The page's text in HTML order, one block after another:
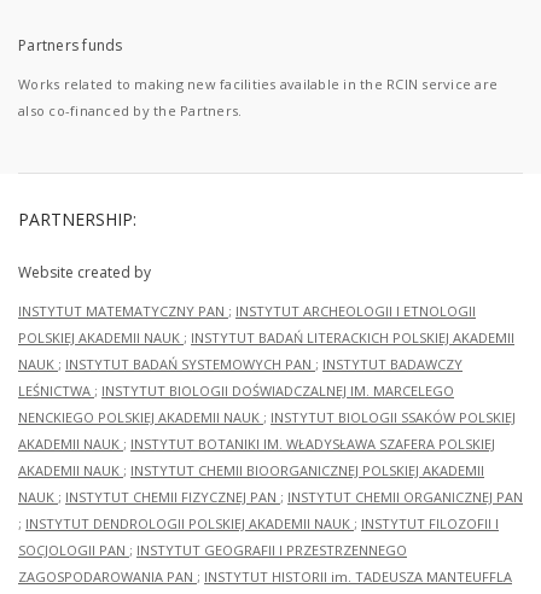
Partners funds
Works related to making new facilities available in the RCIN service are
also co-financed by the Partners.
PARTNERSHIP:
Website created by
INSTYTUT MATEMATYCZNY PAN ; INSTYTUT ARCHEOLOGII I ETNOLOGII
POLSKIEJ AKADEMII NAUK ; INSTYTUT BADAŃ LITERACKICH POLSKIEJ AKADEMII
NAUK ; INSTYTUT BADAŃ SYSTEMOWYCH PAN ; INSTYTUT BADAWCZY
LEŚNICTWA ; INSTYTUT BIOLOGII DOŚWIADCZALNEJ IM. MARCELEGO
NENCKIEGO POLSKIEJ AKADEMII NAUK ; INSTYTUT BIOLOGII SSAKÓW POLSKIEJ
AKADEMII NAUK ; INSTYTUT BOTANIKI IM. WŁADYSŁAWA SZAFERA POLSKIEJ
AKADEMII NAUK ; INSTYTUT CHEMII BIOORGANICZNEJ POLSKIEJ AKADEMII
NAUK ; INSTYTUT CHEMII FIZYCZNEJ PAN ; INSTYTUT CHEMII ORGANICZNEJ PAN
; INSTYTUT DENDROLOGII POLSKIEJ AKADEMII NAUK ; INSTYTUT FILOZOFII I
SOCJOLOGII PAN ; INSTYTUT GEOGRAFII I PRZESTRZENNEGO
ZAGOSPODAROWANIA PAN ; INSTYTUT HISTORII im. TADEUSZA MANTEUFFLA